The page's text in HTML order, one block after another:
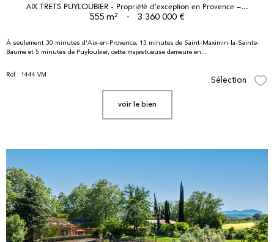
AIX TRETS PUYLOUBIER - Propriété d’exception en Provence –...
555 m² - 3 360 000 €
À seulement 30 minutes d’Aix-en-Provence, 15 minutes de Saint-Maximin-la-Sainte-
Baume et 5 minutes de Puyloubier, cette majestueuse demeure en...
Réf : 1444 VM
Sélection
voir le bien